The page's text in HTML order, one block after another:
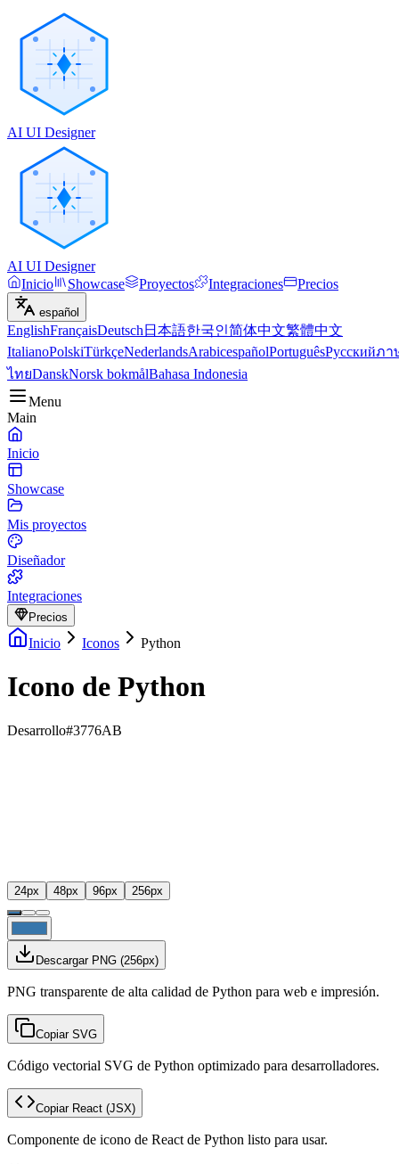
AI UI Designer
AI UI Designer
Inicio
Showcase Proyectos Integraciones Precios
español
EnglishFrançaisDeutsch 日本語한국인简体中文繁體中文
ItalianoPolskiTürkçeNederlandsArabicespañolPortuguêsРусскийภา
ไทยDanskNorsk bokmålBahasa Indonesia
Menu
Main
Inicio
Showcase
Mis proyectos
Diseñador
Integraciones
Precios
Inicio Iconos Python
Icono de Python
Desarrollo#3776AB
24px 48px 96px 256px
Descargar PNG (256px)
PNG transparente de alta calidad de Python para web e impresión.
Copiar SVG
Código vectorial SVG de Python optimizado para desarrolladores.
Copiar React (JSX)
Componente de icono de React de Python listo para usar.